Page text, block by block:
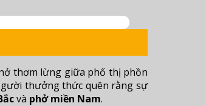
thơm lừng giữa phố thị phồn
thưởng thức quên rằng sự
và phở miền Nam.